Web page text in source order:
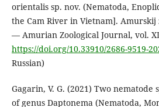
orientalis sp. nov. (Nematoda,
the Cam River in Vietnam].
— Amurian Zoological Journal, vol.
https://doi.org/10.33910/2686-9519-
Russian)
Gagarin, V. G. (2021) Two nematode
of genus Daptonema (Nematoda,